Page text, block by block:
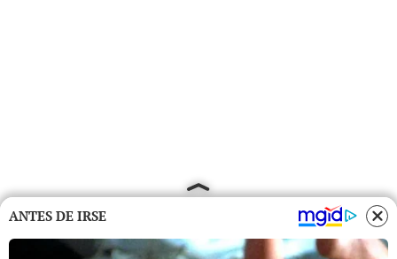
ANTES DE IRSE